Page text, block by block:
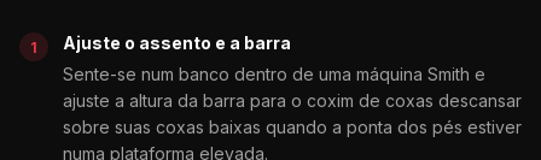
Ajuste o assento e a barra
Sente-se num banco dentro de uma máquina Smith e
ajuste a altura da barra para o coxim de coxas descansar
sobre suas coxas baixas quando a ponta dos pés estiver
numa plataforma elevada.